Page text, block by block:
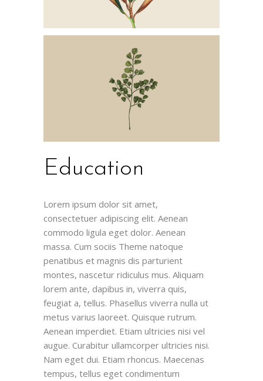
Education
Lorem ipsum dolor sit amet,
consectetuer adipiscing elit. Aenean
commodo ligula eget dolor. Aenean
massa. Cum sociis Theme natoque
penatibus et magnis dis parturient
montes, nascetur ridiculus mus. Aliquam
lorem ante, dapibus in, viverra quis,
feugiat a, tellus. Phasellus viverra nulla ut
metus varius laoreet. Quisque rutrum.
Aenean imperdiet. Etiam ultricies nisi vel
augue. Curabitur ullamcorper ultricies nisi.
Nam eget dui. Etiam rhoncus. Maecenas
tempus, tellus eget condimentum